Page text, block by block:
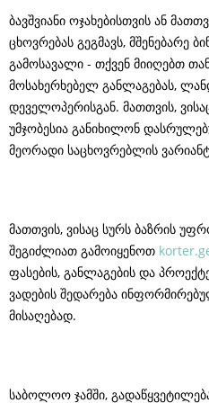
ბავშვიანი ოჯახებისთვის ან
ცხოვრებას გეგმავს, მშენებარე
გამოსავალი - თქვენ მიიღებთ
მოსახერხებელ განლაგებას,
დეველოპერისგან. მათთვის,
უმჯობესია განიხილონ
მეორადი საცხოვრებლის
მათთვის, ვისაც სურს ბაზრის
შეგიძლიათ გამოიყენოთ
ფასების, განლაგების და
ვადების შედარება
მისაღებად.
საბოლოო ჯამში,